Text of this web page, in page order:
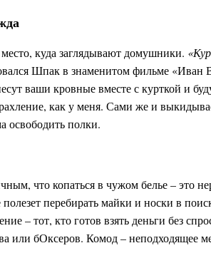
куда заглядывают домушники.
Шпак в знаменитом фильме «Иван
ваши кровные вместе с курткой и
как у меня. Сами же и
освободить полки.
что копаться в чужом белье – это
перебирать майки и носки в
– тот, кто готов взять деньги без
или бОксеров. Комод – неподходящее